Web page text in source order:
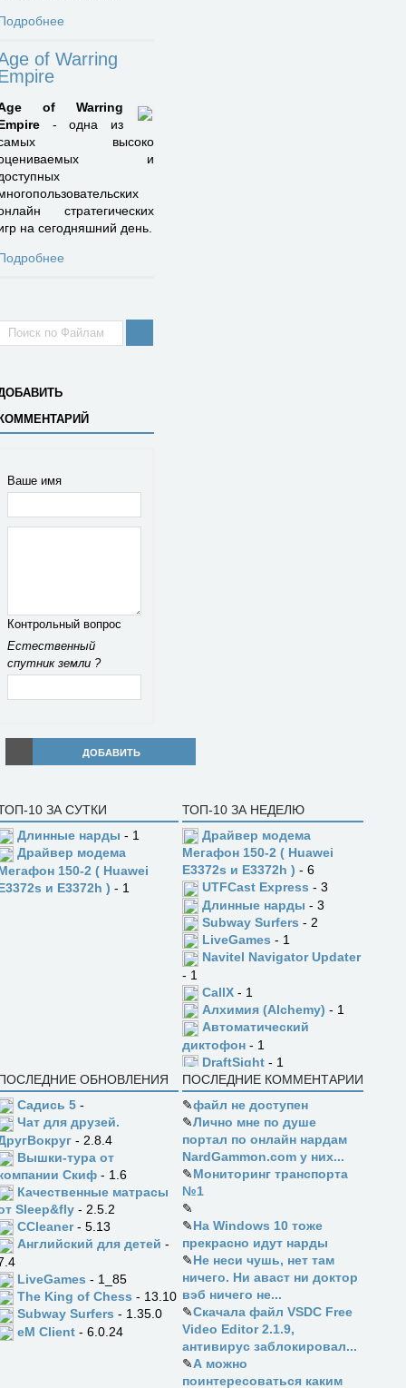
of Warring
of Warring
- одна из
высоко
и
стратегических
на сегодняшний день.
Ваше имя
Контрольный вопрос
Естественный
спутник земли ?
ДОБАВИТЬ
10 ЗА СУТКИ
Длинные нарды - 1
Драйвер модема
150-2 ( Huawei
и E3372h ) - 1
ТОП-10 ЗА НЕДЕЛЮ
Драйвер модема
Мегафон 150-2 ( Huawei
E3372s и E3372h ) - 6
UTFCast Express - 3
Длинные нарды - 3
Subway Surfers - 2
LiveGames - 1
Navitel Navigator Updater
- 1
CallX - 1
Алхимия (Alchemy) - 1
Автоматический
диктофон - 1
DraftSight - 1
ОБНОВЛЕНИЯ
Садись 5 -
Чат для друзей.
- 2.8.4
Вышки-тура от
Скиф - 1.6
Качественные матрасы
Sleep&fly - 2.5.2
CCleaner- 5.13
Английский для детей -
LiveGames - 1_85
The King of Chess - 13.10
Subway Surfers - 1.35.0
eM Client - 6.0.24
ПОСЛЕДНИЕ КОММЕНТАРИИ
✎файл не доступен
✎Лично мне по душе
портал по онлайн нардам
NardGammon.com у них...
✎Мониторинг транспорта
№1
✎
✎На Windows 10 тоже
прекрасно идут нарды
✎Не неси чушь, нет там
ничего. Ни аваст ни доктор
вэб ничего не...
✎Скачала файл VSDC Free
Video Editor 2.1.9,
антивирус заблокировал...
✎А можно
поинтересоваться каким